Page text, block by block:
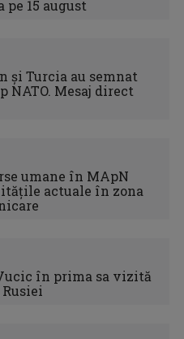
15 august
și Turcia au semnat
NATO. Mesaj direct
umane în MApN
actuale în zona
în prima sa vizită